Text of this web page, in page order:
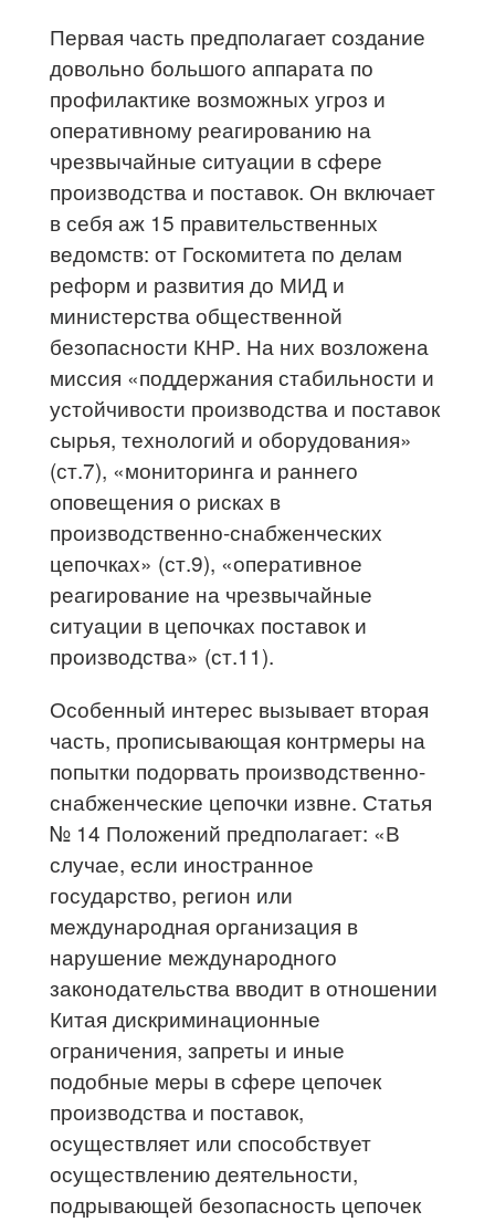
Первая часть предполагает создание
довольно большого аппарата по
профилактике возможных угроз и
оперативному реагированию на
чрезвычайные ситуации в сфере
производства и поставок. Он включает
в себя аж 15 правительственных
ведомств: от Госкомитета по делам
реформ и развития до МИД и
министерства общественной
безопасности КНР. На них возложена
миссия «поддержания стабильности и
устойчивости производства и поставок
сырья, технологий и оборудования»
(ст.7), «мониторинга и раннего
оповещения о рисках в
производственно-снабженческих
цепочках» (ст.9), «оперативное
реагирование на чрезвычайные
ситуации в цепочках поставок и
производства» (ст.11).
Особенный интерес вызывает вторая
часть, прописывающая контрмеры на
попытки подорвать производственно-
снабженческие цепочки извне. Статья
№ 14 Положений предполагает: «В
случае, если иностранное
государство, регион или
международная организация в
нарушение международного
законодательства вводит в отношении
Китая дискриминационные
ограничения, запреты и иные
подобные меры в сфере цепочек
производства и поставок,
осуществляет или способствует
осуществлению деятельности,
подрывающей безопасность цепочек